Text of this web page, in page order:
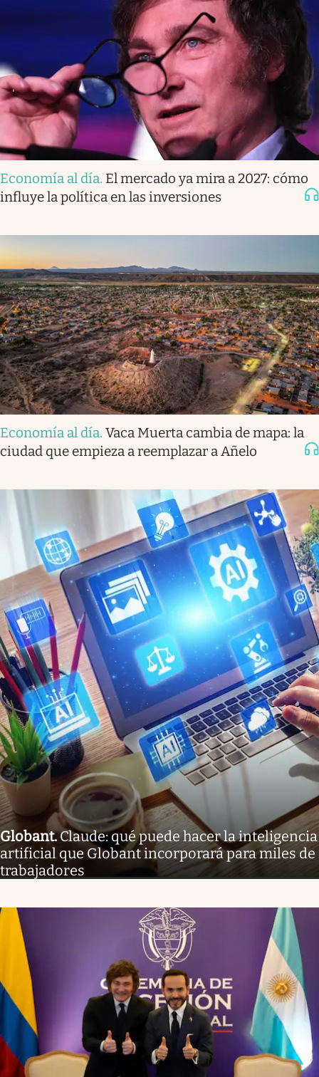
Economía al día. El mercado ya mira a 2027: cómo
influye la política en las inversiones
Economía al día. Vaca Muerta cambia de mapa: la
ciudad que empieza a reemplazar a Añelo
Globant.Claude: qué puede hacer la inteligencia
artificial que Globant incorporará para miles de
trabajadores